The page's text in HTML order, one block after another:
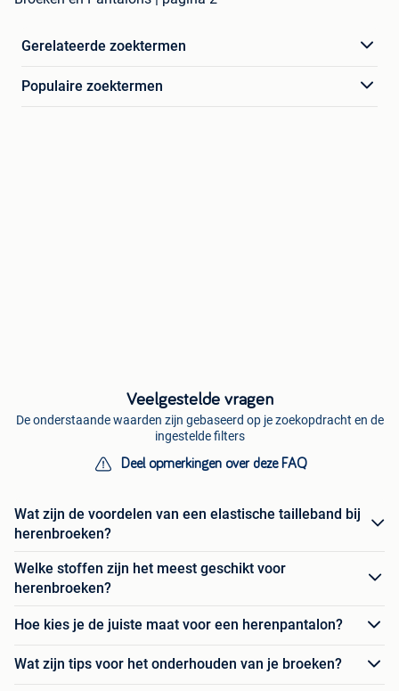
Gerelateerde zoektermen
Populaire zoektermen
Veelgestelde vragen
De onderstaande waarden zijn gebaseerd op je zoekopdracht en de
ingestelde filters
Deel opmerkingen over deze FAQ
Wat zijn de voordelen van een elastische tailleband bij
herenbroeken?
Welke stoffen zijn het meest geschikt voor
herenbroeken?
Hoe kies je de juiste maat voor een herenpantalon?
Wat zijn tips voor het onderhouden van je broeken?